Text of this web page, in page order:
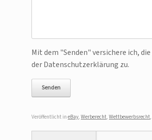
Bitte lasse dieses Feld leer.
Mit dem "Senden" versichere ich, die
der Datenschutzerklärung zu.
Veröffentlicht in eBay, Werberecht, Wettbewerbsrecht,